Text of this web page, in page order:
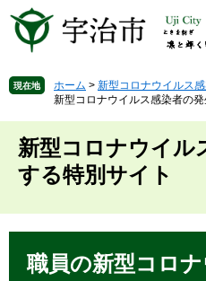
先
で
を
ば
へ
現在地 ホーム > 新型コロナウイルス
新型コロナウイルス感染者の
新型コロナウイル
する特別サイト
職員の新型コロ